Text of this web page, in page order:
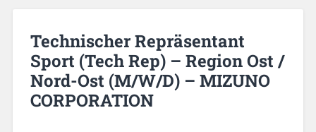
Technischer Repräsentant
Sport (Tech Rep) – Region Ost /
Nord-Ost (M/W/D) – MIZUNO
CORPORATION